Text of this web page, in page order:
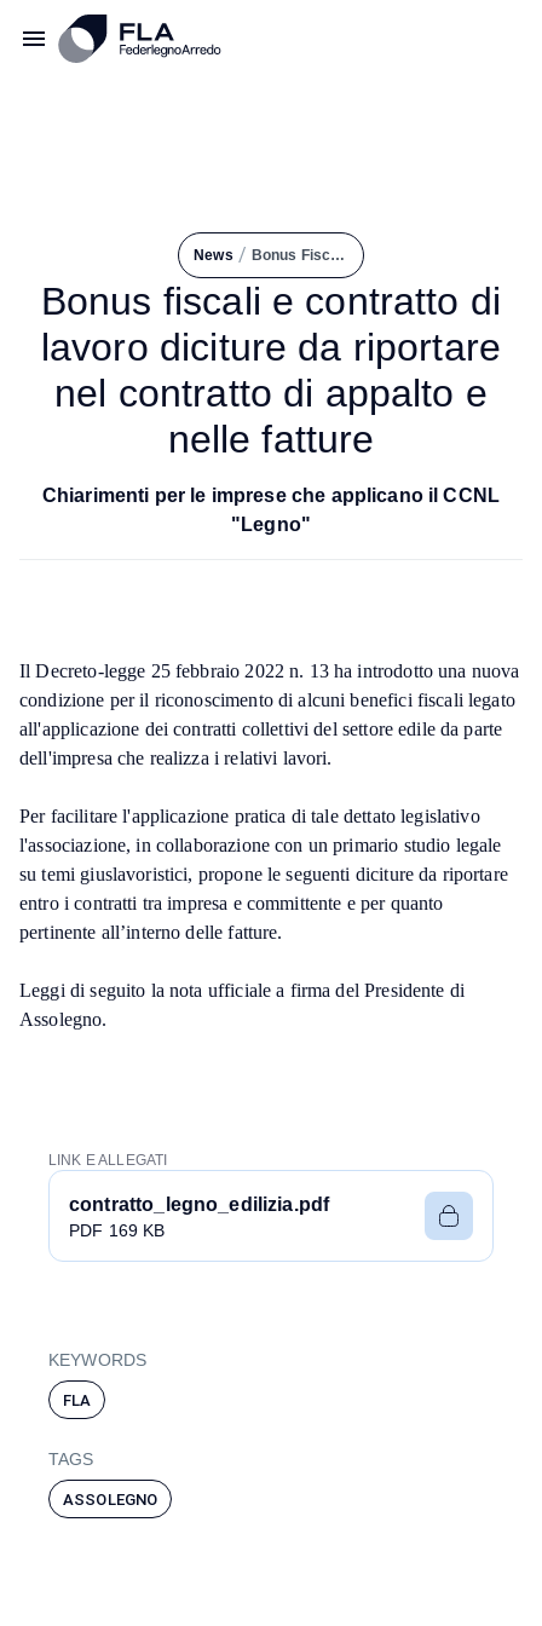
News / Bonus Fiscali e Contratto di Lavoro Diciture Da Riportare Nel Contratto di Appalto e Nelle Fatture
Bonus fiscali e contratto di
lavoro diciture da riportare
nel contratto di appalto e
nelle fatture
Chiarimenti per le imprese che applicano il CCNL
"Legno"
Il Decreto-legge 25 febbraio 2022 n. 13 ha introdotto una nuova
condizione per il riconoscimento di alcuni benefici fiscali legato
all'applicazione dei contratti collettivi del settore edile da parte
dell'impresa che realizza i relativi lavori.
Per facilitare l'applicazione pratica di tale dettato legislativo
l'associazione, in collaborazione con un primario studio legale
su temi giuslavoristici, propone le seguenti diciture da riportare
entro i contratti tra impresa e committente e per quanto
pertinente all’interno delle fatture.
Leggi di seguito la nota ufficiale a firma del Presidente di
Assolegno.
LINK E ALLEGATI
contratto_legno_edilizia.pdf
PDF 169 KB
KEYWORDS
FLA
TAGS
ASSOLEGNO